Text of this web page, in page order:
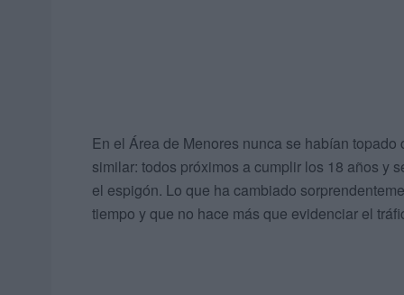
En el Área de Menores nunca se habían
similar: todos próximos a cumplir los 18 años y
el espigón. Lo que ha cambiado
tiempo y que no hace más que evidenciar el